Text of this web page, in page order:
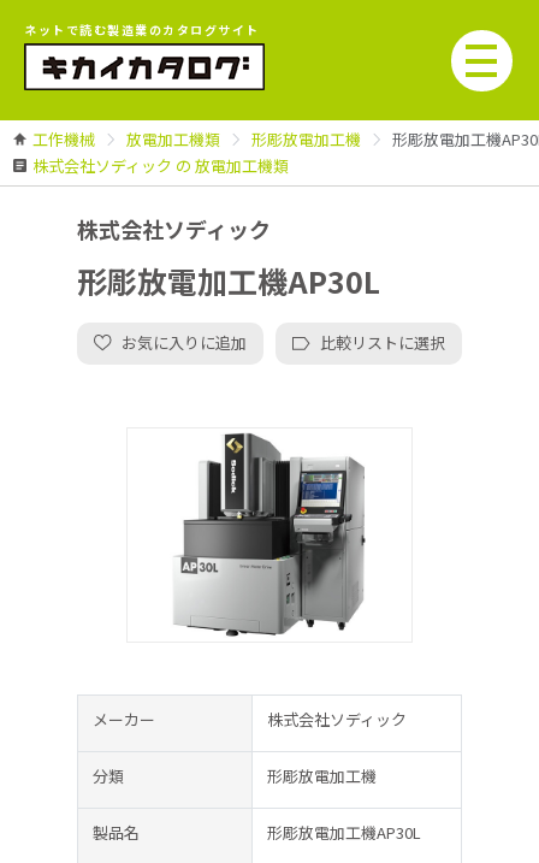
ネットで読む製造業のカタログサイト
工作機械 放電加工機類 形彫放電加工機
形彫放電加工機
株式会社ソディック の 放電加工機類
株式会社ソディック
形彫放電加工機AP30L
お気に入りに追加 比較リストに選択
メーカー 株式会社ソディック
分類 形彫放電加工機
製品名 形彫放電加工機AP30L